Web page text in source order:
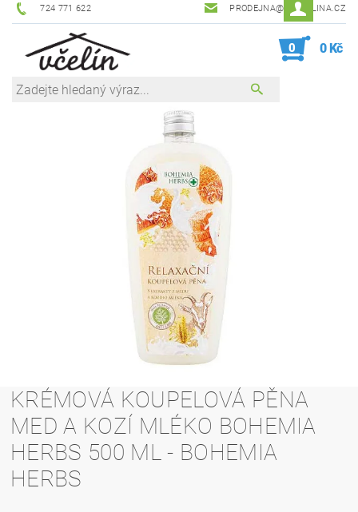
724 771 622 PRODEJNA@ZEVCELINA.CZ
0 0 Kč
KRÉMOVÁ KOUPELOVÁ PĚNA
MED A KOZÍ MLÉKO BOHEMIA
HERBS 500 ML - BOHEMIA
HERBS